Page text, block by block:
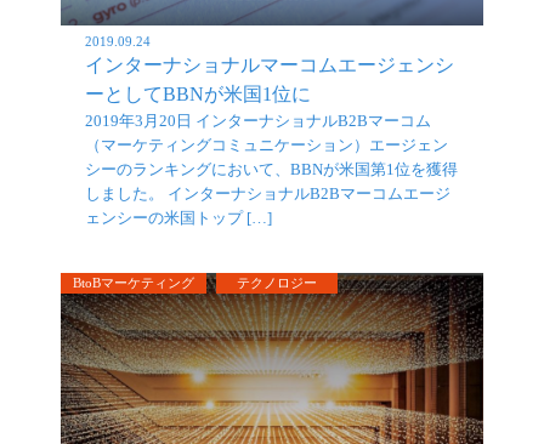
2019.09.24
インターナショナルマーコムエージェンシ
ーとしてBBNが米国1位に
2019年3月20日 インターナショナルB2Bマーコム
（マーケティングコミュニケーション）エージェン
シーのランキングにおいて、BBNが米国第1位を獲得
しました。 インターナショナルB2Bマーコムエージ
ェンシーの米国トップ […]
BtoBマーケティング テクノロジー